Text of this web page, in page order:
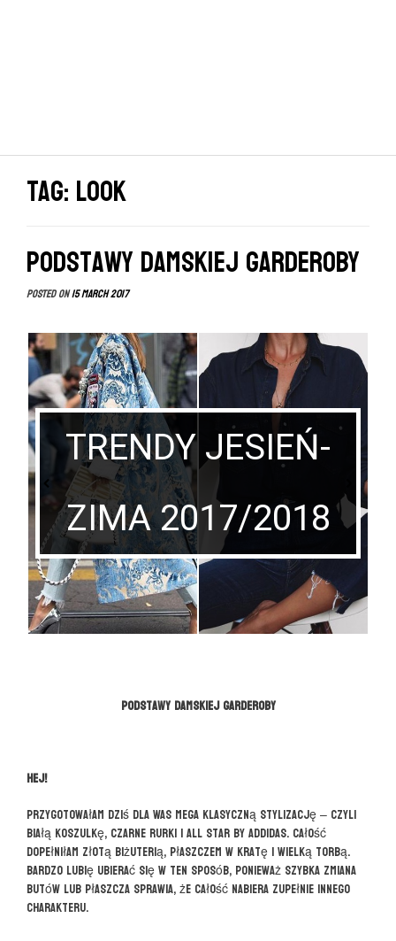
Tag: look
Podstawy damskiej garderoby
Posted on15 March 2017
TRENDY JESIEŃ-
ZIMA 2017/2018
Podstawy damskiej garderoby
Hej!
Przygotowałam dziś dla Was mega klasyczną stylizację – czyli
białą koszulkę, czarne rurki i all star by addidas. Całość
dopełniłam złotą biżuterią, płaszczem w kratę i wielką torbą.
Bardzo lubię ubierać się w ten sposób, ponieważ szybka zmiana
butów lub płaszcza sprawia, że całość nabiera zupełnie innego
charakteru.